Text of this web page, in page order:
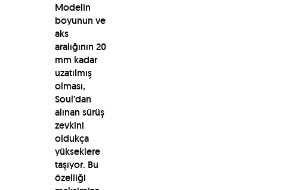
Modelin
boyunun ve
aks
aralığının 20
mm kadar
uzatılmış
olması,
Soul’dan
alınan sürüş
zevkini
oldukça
yükseklere
taşıyor. Bu
özelliği